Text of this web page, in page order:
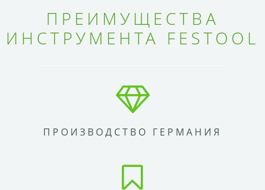
ПРЕИМУЩЕСТВА
ИНСТРУМЕНТА FESTOOL
ПРОИЗВОДСТВО ГЕРМАНИЯ